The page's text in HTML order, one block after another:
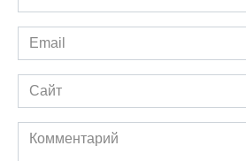
*
Email
*
Сайт
Комментарий